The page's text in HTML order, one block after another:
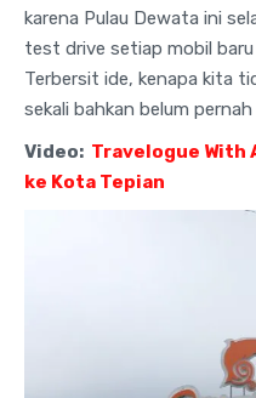
karena Pulau Dewata ini
test drive setiap mobil
Terbersit ide, kenapa kita
sekali bahkan belum
Video: Travelogue With
ke Kota Tepian